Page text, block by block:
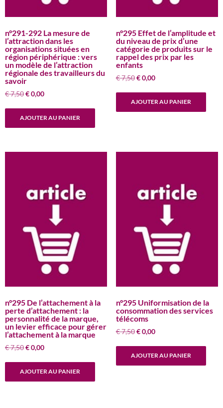
n°291-292 La mesure de
l’attraction dans les
organisations situées en
région périphérique : vers
un modèle de l’attraction
régionale des travailleurs du
savoir
€7,50Le
€0,00Le
AJOUTER AU PANIER
n°295 Effet de l’amplitude et
du niveau de prix d’une
catégorie de produits sur le
rappel des prix par les
enfants
€7,50 Le
€0,00Le
AJOUTER AU PANIER
n°295 De l’attachement à la
perte d’attachement : la
personnalité de la marque,
un levier efficace pour gérer
l’attachement à la marque
€7,50Le
€0,00Le
AJOUTER AU PANIER
n°295 Uniformisation de la
consommation des services
télécoms
€7,50 Le
€0,00Le
AJOUTER AU PANIER